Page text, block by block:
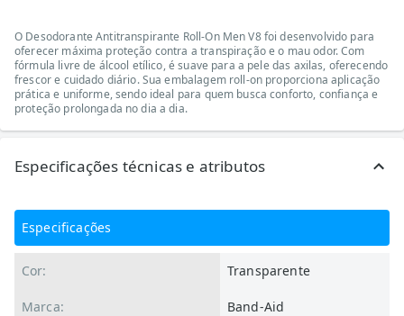
O Desodorante Antitranspirante Roll-On Men V8 foi desenvolvido para
oferecer máxima proteção contra a transpiração e o mau odor. Com
fórmula livre de álcool etílico, é suave para a pele das axilas, oferecendo
frescor e cuidado diário. Sua embalagem roll-on proporciona aplicação
prática e uniforme, sendo ideal para quem busca conforto, confiança e
proteção prolongada no dia a dia.
Especificações técnicas e atributos
Especificações
Cor: Transparente
Marca: Band-Aid